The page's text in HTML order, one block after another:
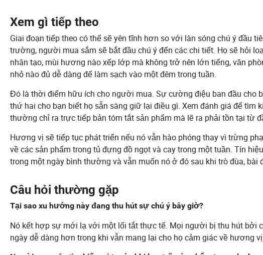
Xem gì tiếp theo
Giai đoạn tiếp theo có thể sẽ yên tĩnh hơn so với làn sóng chú ý đầu
trường, người mua sắm sẽ bắt đầu chú ý đến các chi tiết. Họ sẽ hỏi
nhân tạo, mùi hương nào xếp lớp mà không trở nên lớn tiếng, văn
nhỏ nào đủ dễ dàng để làm sạch vào một đêm trong tuần.
Đó là thời điểm hữu ích cho người mua. Sự cường điệu ban đầu cho
thứ hai cho bạn biết họ sẵn sàng giữ lại điều gì. Xem đánh giá để tìm
thường chỉ ra trực tiếp bản tóm tắt sản phẩm mà lẽ ra phải tồn tại từ
Hương vị sẽ tiếp tục phát triển nếu nó vẫn hào phóng thay vì trừng
về các sản phẩm trong tủ đựng đồ ngọt và cay trong một tuần. Tín
trong một ngày bình thường và vẫn muốn nó ở đó sau khi trò đùa, bài
Câu hỏi thường gặp
Tại sao xu hướng này đang thu hút sự chú ý bây giờ?
Nó kết hợp sự mới lạ với một lối tắt thực tế. Mọi người bị thu hút bởi
ngày dễ dàng hơn trong khi vẫn mang lại cho họ cảm giác về hương